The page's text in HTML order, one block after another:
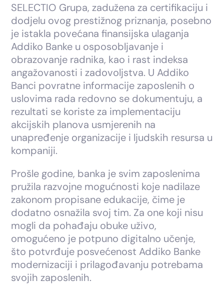
SELECTIO Grupa, zadužena za certifikaciju i
dodjelu ovog prestižnog priznanja, posebno
je istakla povećana finansijska ulaganja
Addiko Banke u osposobljavanje i
obrazovanje radnika, kao i rast indeksa
angažovanosti i zadovoljstva. U Addiko
Banci povratne informacije zaposlenih o
uslovima rada redovno se dokumentuju, a
rezultati se koriste za implementaciju
akcijskih planova usmjerenih na
unapređenje organizacije i ljudskih resursa u
kompaniji.
Prošle godine, banka je svim zaposlenima
pružila razvojne mogućnosti koje nadilaze
zakonom propisane edukacije, čime je
dodatno osnažila svoj tim. Za one koji nisu
mogli da pohađaju obuke uživo,
omogućeno je potpuno digitalno učenje,
što potvrđuje posvećenost Addiko Banke
modernizaciji i prilagođavanju potrebama
svojih zaposlenih.